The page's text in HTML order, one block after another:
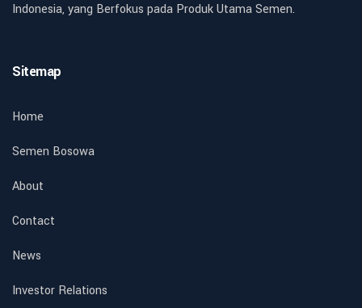
Indonesia, yang Berfokus pada Produk Utama Semen.
Sitemap
Home
Semen Bosowa
About
Contact
News
Investor Relations